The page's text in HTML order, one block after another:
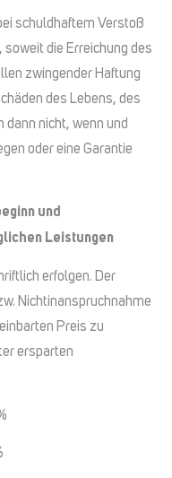
schuldhaftem Verstoß
die Erreichung des
zwingender Haftung
des Lebens, des
dann nicht, wenn und
oder eine Garantie
und
Leistungen
erfolgen. Der
Nichtinanspruchnahme
Preis zu
ersparten